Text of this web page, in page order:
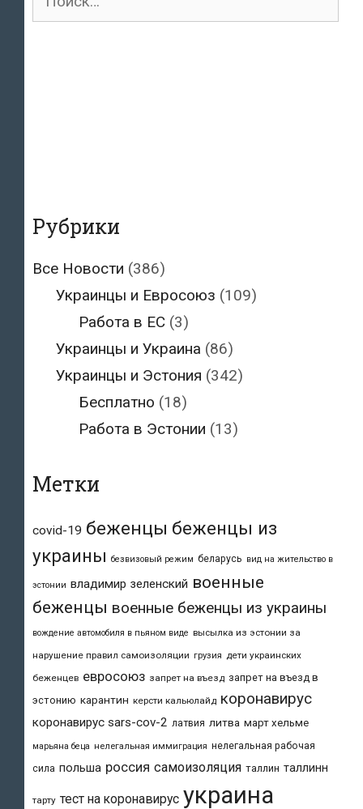
Рубрики
Все Новости (386)
Украинцы и Евросоюз (109)
Работа в ЕС (3)
Украинцы и Украина (86)
Украинцы и Эстония (342)
Бесплатно (18)
Работа в Эстонии (13)
Метки
covid-19 беженцы беженцы из
украины безвизовый режим беларусь вид на жительство в
эстонии владимир зеленский военные
беженцы военные беженцы из украины
вождение автомобиля в пьяном виде высылка из эстонии за
нарушение правил самоизоляции грузия
дети украинских
беженцев евросоюз запрет на въезд запрет на въезд в
эстонию карантин керсти кальюлайд коронавирус
коронавирус sars-cov-2 латвия литва март хельме
марьяна беца нелегальная иммиграция нелегальная рабочая
сила польша россия самоизоляция таллин таллинн
тарту тест на коронавирус украина